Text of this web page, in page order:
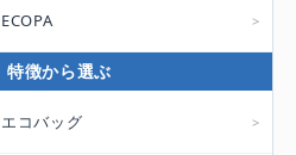
ECOPA
特徴から選ぶ
エコバッグ